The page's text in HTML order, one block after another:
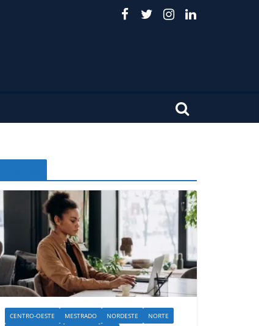
CENTRO-OESTE MESTRADO NORDESTE
NORTE